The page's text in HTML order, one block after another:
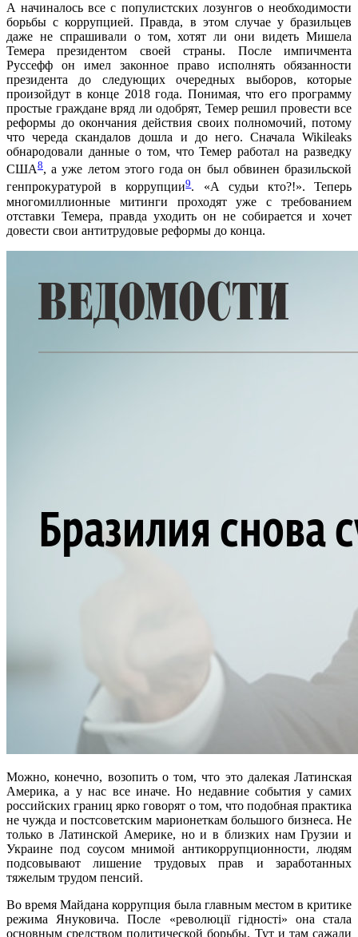
А начиналось все с популистских лозунгов о необходимости
борьбы с коррупцией. Правда, в этом случае у бразильцев
даже не спрашивали о том, хотят ли они видеть Мишела
Темера президентом своей страны. После импичмента
Руссефф он имел законное право исполнять обязанности
президента до следующих очередных выборов, которые
произойдут в конце 2018 года. Понимая, что его программу
простые граждане вряд ли одобрят, Темер решил провести все
реформы до окончания действия своих полномочий, потому
что череда скандалов дошла и до него. Сначала Wikileaks
обнародовали данные о том, что Темер работал на разведку
США8, а уже летом этого года он был обвинен бразильской
генпрокуратурой в коррупции9. «А судьи кто?!». Теперь
многомиллионные митинги проходят уже с требованием
отставки Темера, правда уходить он не собирается и хочет
довести свои антитрудовые реформы до конца.
Можно, конечно, возопить о том, что это далекая Латинская
Америка, а у нас все иначе. Но недавние события у самих
российских границ ярко говорят о том, что подобная практика
не чужда и постсоветским марионеткам большого бизнеса. Не
только в Латинской Америке, но и в близких нам Грузии и
Украине под соусом мнимой антикоррупционности, людям
подсовывают лишение трудовых прав и заработанных
тяжелым трудом пенсий.
Во время Майдана коррупция была главным местом в критике
режима Януковича. После «революції гідності» она стала
основным средством политической борьбы. Тут и там сажали